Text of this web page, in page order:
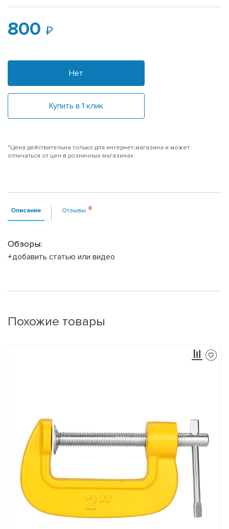
800
Нет
Купить в 1 клик
*Цена действительна только для интернет-магазина и может
отличаться от цен в розничных магазинах
Описание Отзывы
Обзоры:
+добавить статью или видео
Похожие товары